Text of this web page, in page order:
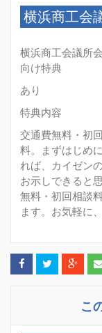
横浜商工会
横浜商工会議所
向け特典
あり
特典内容
交通費無料・初
料。まずはじめ
れば、カイゼン
お示しできると
無料・初回相談
ます。お気軽に
こ